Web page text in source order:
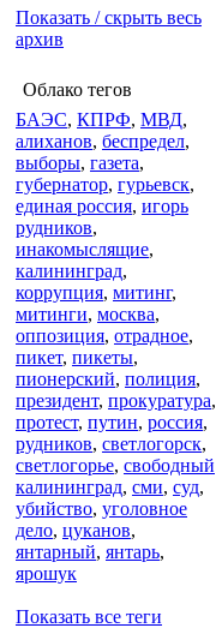
Показать / скрыть весь
архив
Облако тегов
БАЭС, КПРФ, МВД,
алиханов, беспредел,
выборы, газета,
губернатор, гурьевск,
единая россия, игорь
рудников,
инакомыслящие,
калининград,
коррупция, митинг,
митинги, москва,
оппозиция, отрадное,
пикет, пикеты,
пионерский, полиция,
президент, прокуратура,
протест, путин, россия,
рудников, светлогорск,
светлогорье, свободный
калининград, сми, суд,
убийство, уголовное
дело, цуканов,
янтарный, янтарь,
ярошук
Показать все теги